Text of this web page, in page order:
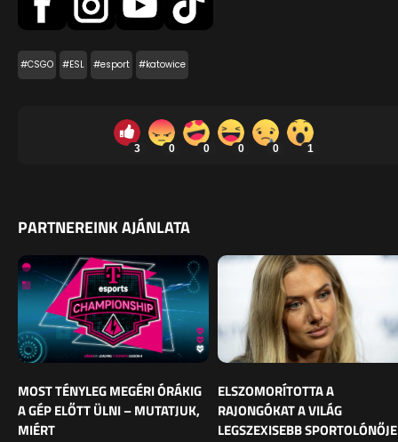
#CSGO #ESL #esport #katowice
3 0 0 0 0 1
PARTNEREINK AJÁNLATA
MOST TÉNYLEG MEGÉRI ÓRÁKIG
A GÉP ELŐTT ÜLNI – MUTATJUK,
MIÉRT
ELSZOMORÍTOTTA A
RAJONGÓKAT A VILÁG
LEGSZEXISEBB SPORTOLÓNŐJE